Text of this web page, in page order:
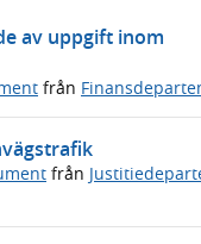
av uppgift inom
från
från